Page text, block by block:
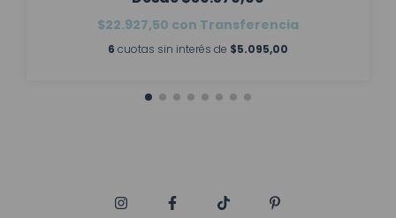
$22.927,50 con Transferencia
6 cuotas sin interés de $5.095,00